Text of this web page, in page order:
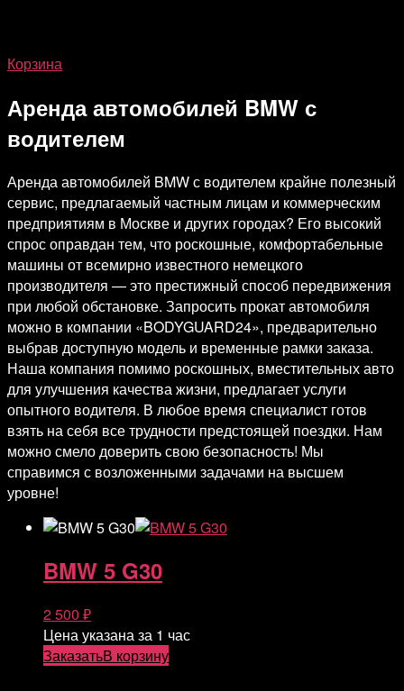
Корзина
Аренда автомобилей BMW с
водителем
Аренда автомобилей BMW с водителем крайне полезный
сервис, предлагаемый частным лицам и коммерческим
предприятиям в Москве и других городах? Его высокий
спрос оправдан тем, что роскошные, комфортабельные
машины от всемирно известного немецкого
производителя — это престижный способ передвижения
при любой обстановке. Запросить прокат автомобиля
можно в компании «BODYGUARD24», предварительно
выбрав доступную модель и временные рамки заказа.
Наша компания помимо роскошных, вместительных авто
для улучшения качества жизни, предлагает услуги
опытного водителя. В любое время специалист готов
взять на себя все трудности предстоящей поездки. Нам
можно смело доверить свою безопасность! Мы
справимся с возложенными задачами на высшем
уровне!
BMW 5 G30
2 500 ₽
Цена указана за 1 час
ЗаказатьВ корзину